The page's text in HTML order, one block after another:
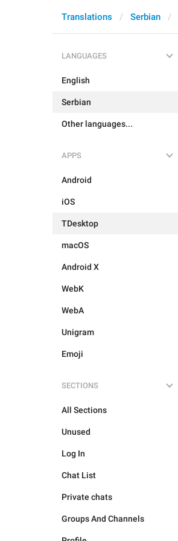
Translations Serbian
LANGUAGES
English
Serbian
Other languages...
APPS
Android
iOS
TDesktop
macOS
Android X
WebK
WebA
Unigram
Emoji
SECTIONS
All Sections
Unused
Log In
Chat List
Private chats
Groups And Channels